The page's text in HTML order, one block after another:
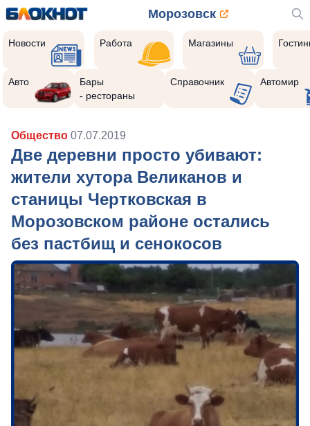
Морозовск
Новости Работа Магазины
Авто
Бары
- рестораны
Справочник Автомир
Общество 07.07.2019
Две деревни просто убивают:
жители хутора Великанов и
станицы Чертковская в
Морозовском районе остались
без пастбищ и сенокосов